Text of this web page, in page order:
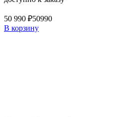
50 990 ₽50990
В корзину